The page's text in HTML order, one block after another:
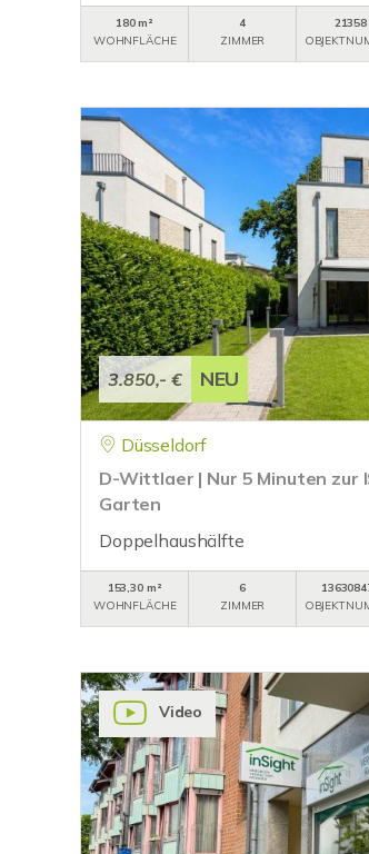
180 m²
WOHNFLÄCHE
4
ZIMMER
21358
3.850,- € NEU
Düsseldorf
D-Wittlaer | Nur 5 Minuten zur
Garten
Doppelhaushälfte
153,30 m²
WOHNFLÄCHE
6
ZIMMER
Video